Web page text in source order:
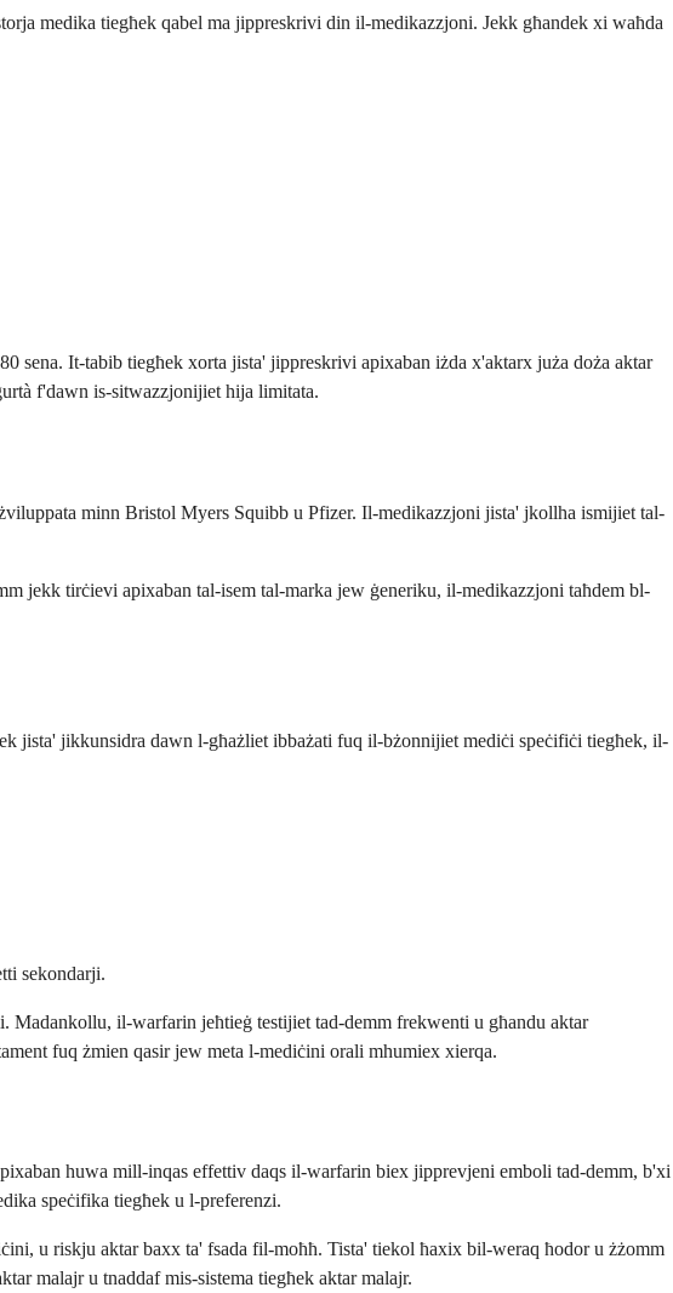
medika tiegħek qabel ma jippreskrivi din il-medikazzjoni. Jekk għandek xi waħda
It-tabib tiegħek xorta jista' jippreskrivi apixaban iżda x'aktarx juża doża aktar
f'dawn is-sitwazzjonijiet hija limitata.
minn Bristol Myers Squibb u Pfizer. Il-medikazzjoni jista' jkollha ismijiet tal-
jekk tirċievi apixaban tal-isem tal-marka jew ġeneriku, il-medikazzjoni taħdem bl-
jista' jikkunsidra dawn l-għażliet ibbażati fuq il-bżonnijiet mediċi speċifiċi tiegħek, il-
sekondarji.
il-warfarin jeħtieġ testijiet tad-demm frekwenti u għandu aktar
fuq żmien qasir jew meta l-mediċini orali mhumiex xierqa.
huwa mill-inqas effettiv daqs il-warfarin biex jipprevjeni emboli tad-demm, b'xi
speċifika tiegħek u l-preferenzi.
u riskju aktar baxx ta' fsada fil-moħħ. Tista' tiekol ħaxix bil-weraq ħodor u żżomm
malajr u tnaddaf mis-sistema tiegħek aktar malajr.